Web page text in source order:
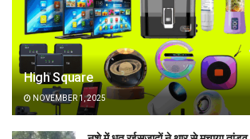
High Square
NOVEMBER 1, 2025